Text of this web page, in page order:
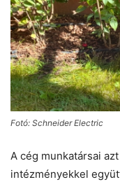
Fotó: Schneider Electric
A cég munkatársai
intézményekkel